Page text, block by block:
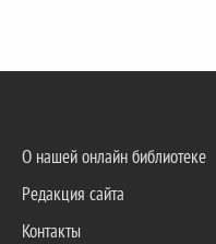
О нашей онлайн библиотеке
Редакция сайта
Контакты